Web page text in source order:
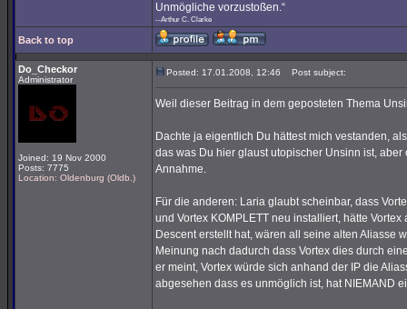
Unmögliche vorzustoßen.“
--Arthur C. Clarke
Back to top
Do_Checkor
Administrator
Joined: 19 Nov 2000
Posts: 7775
Location: Oldenburg (Oldb.)
Posted: 17.01.2008, 12:46 Post subject:
Weil dieser Beitrag in dem geposteten Thema
Dachte ja eigentlich Du hättest mich vestanden,
das was Du hier glaust utopischer Unsinn ist,
Annahme.
Für die anderen: Laria glaubt scheinbar, dass
und Vortex KOMPLETT neu installiert, hätte
Descent erstellt hat, wären all seine alten Aliasse
Meinung nach dadurch dass Vortex dies durch
er meint, Vortex würde sich anhand der IP die
abgesehen dass es unmöglich ist, hat NIEMAND